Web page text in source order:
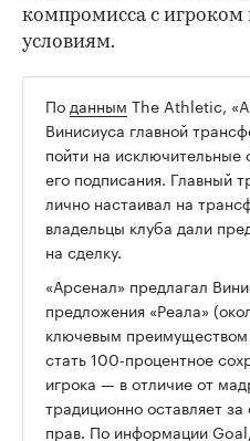
/
компромисса с
условиям.
По данным The Athletic,
Винисиуса главной
пойти на
его подписания. Главный
лично настаивал на
владельцы клуба дали
на сделку.
«Арсенал» предлагал
предложения «Реала»
ключевым преимуществом
стать 100-процентное
игрока — в отличие от
традиционно оставляет
прав. По информации